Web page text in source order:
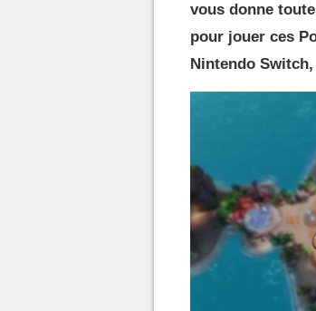
vous donne
pour jouer ces
Nintendo